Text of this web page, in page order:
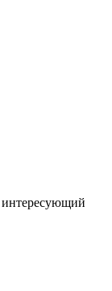
интересующий